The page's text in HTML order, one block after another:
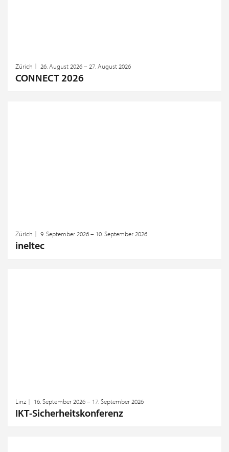
Zürich 26. August 2026 – 27. August 2026
CONNECT 2026
Zürich 9. September 2026 – 10. September 2026
ineltec
Linz 16. September 2026 – 17. September 2026
IKT-Sicherheitskonferenz